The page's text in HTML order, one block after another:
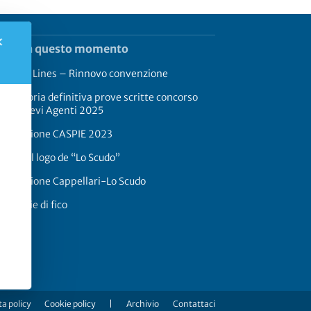
in questo momento
Lines – Rinnovo convenzione
definitiva prove scritte concorso
Allievi Agenti 2025
CASPIE 2023
del logo de “Lo Scudo”
Cappellari-Lo Scudo
a foglie di fico
policy Cookie policy Archivio Contattaci